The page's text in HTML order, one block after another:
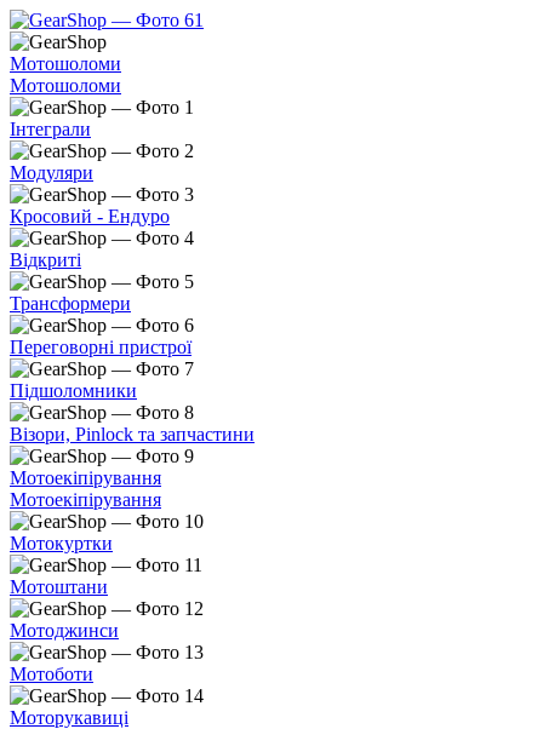
Мотошоломи
Мотошоломи
Інтеграли
Модуляри
Кросовий - Ендуро
Відкриті
Трансформери
Переговорні пристрої
Підшоломники
Візори, Pinlock та запчастини
Мотоекіпірування
Мотоекіпірування
Мотокуртки
Мотоштани
Мотоджинси
Мотоботи
Моторукавиці